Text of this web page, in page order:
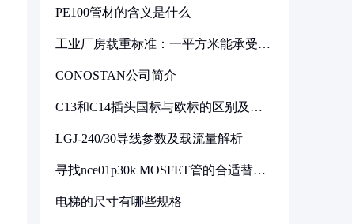
PE100管材的含义是什么
工业厂房载重标准：一平方米能承受多
CONOSTAN公司简介
C13和C14插头国标与欧标的区别及其
LGJ-240/30导线参数及载流量解析
寻找nce01p30k MOSFET管的合适替代
电梯的尺寸有哪些规格